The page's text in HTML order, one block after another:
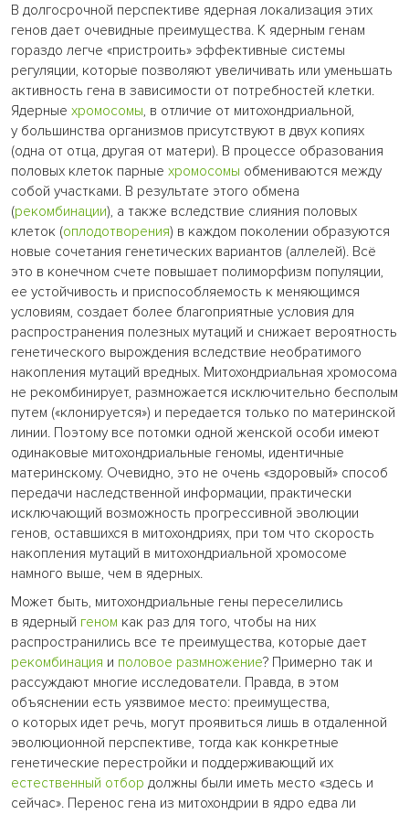
В долгосрочной перспективе ядерная локализация этих
генов дает очевидные преимущества. К ядерным генам
гораздо легче «пристроить» эффективные системы
регуляции, которые позволяют увеличивать или уменьшать
активность гена в зависимости от потребностей клетки.
Ядерные хромосомы, в отличие от митохондриальной,
у большинства организмов присутствуют в двух копиях
(одна от отца, другая от матери). В процессе образования
половых клеток парные хромосомы обмениваются между
собой участками. В результате этого обмена
(рекомбинации), а также вследствие слияния половых
клеток (оплодотворения) в каждом поколении образуются
новые сочетания генетических вариантов (аллелей). Всё
это в конечном счете повышает полиморфизм популяции,
ее устойчивость и приспособляемость к меняющимся
условиям, создает более благоприятные условия для
распространения полезных мутаций и снижает вероятность
генетического вырождения вследствие необратимого
накопления мутаций вредных. Митохондриальная хромосома
не рекомбинирует, размножается исключительно бесполым
путем («клонируется») и передается только по материнской
линии. Поэтому все потомки одной женской особи имеют
одинаковые митохондриальные геномы, идентичные
материнскому. Очевидно, это не очень «здоровый» способ
передачи наследственной информации, практически
исключающий возможность прогрессивной эволюции
генов, оставшихся в митохондриях, при том что скорость
накопления мутаций в митохондриальной хромосоме
намного выше, чем в ядерных.
Может быть, митохондриальные гены переселились
в ядерный геном как раз для того, чтобы на них
распространились все те преимущества, которые дает
рекомбинация и половое размножение? Примерно так и
рассуждают многие исследователи. Правда, в этом
объяснении есть уязвимое место: преимущества,
о которых идет речь, могут проявиться лишь в отдаленной
эволюционной перспективе, тогда как конкретные
генетические перестройки и поддерживающий их
естественный отбор должны были иметь место «здесь и
сейчас». Перенос гена из митохондрии в ядро едва ли